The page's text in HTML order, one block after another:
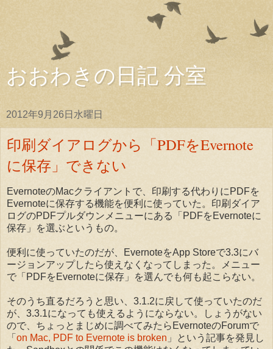
おおわきの日記 分室
2012年9月26日水曜日
印刷ダイアログから「PDFをEvernote
に保存」できない
EvernoteのMacクライアントで、印刷する代わりにPDFを
Evernoteに保存する機能を便利に使っていた。印刷ダイア
ログのPDFプルダウンメニューにある「PDFをEvernoteに
保存」を選ぶというもの。
便利に使っていたのだが、EvernoteをApp Storeで3.3にバ
ージョンアップしたら使えなくなってしまった。メニュー
で「PDFをEvernoteに保存」を選んでも何も起こらない。
そのうち直るだろうと思い、3.1.2に戻して使っていたのだ
が、3.3.1になっても使えるようにならない。しょうがない
ので、ちょっとまじめに調べてみたらEvernoteのForumで
「 on Mac, PDF to Evernote is broken 」という記事を発見し